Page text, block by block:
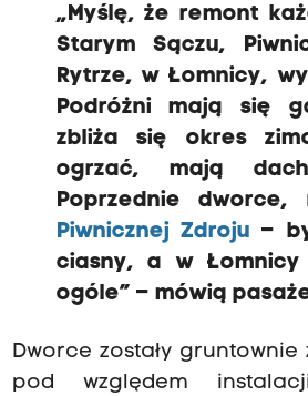
„Myślę, że remont
Starym Sączu,
Rytrze, w Łomnicy,
Podróżni mają się
zbliża się okres
ogrzać, mają
Poprzednie
Piwnicznej Zdroju –
ciasny, a w
ogóle” – mówią
Dworce zostały
pod względem